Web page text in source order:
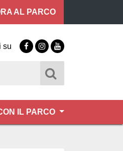
AL PARCO
su Facebook
Instagram
Youtube
IL PARCO